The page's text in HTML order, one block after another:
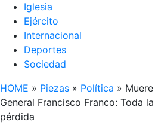
Iglesia
Ejército
Internacional
Deportes
Sociedad
HOME » Piezas » Política »
General Francisco Franco: Toda
pérdida